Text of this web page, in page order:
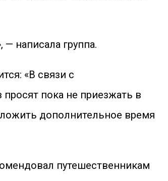
написала группа.
«В связи с
пока не приезжать в
дополнительное время
путешественникам